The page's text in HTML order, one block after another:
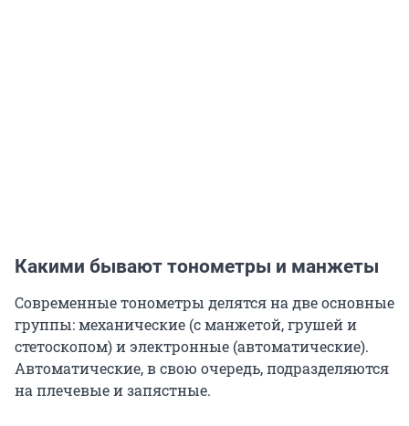
Какими бывают тонометры и манжеты
Современные тонометры делятся на две основные
группы: механические (с манжетой, грушей и
стетоскопом) и электронные (автоматические).
Автоматические, в свою очередь, подразделяются
на плечевые и запястные.